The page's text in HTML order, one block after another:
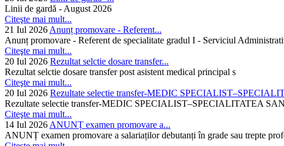
Linii de gardă - August 2026
Citeşte mai mult...
21 Iul 2026 Anunț promovare - Referent...
Anunț promovare - Referent de specialitate gradul I - Serviciul
Citeşte mai mult...
20 Iul 2026 Rezultat selctie dosare transfer...
Rezultat selctie dosare transfer post asistent medical principal s
Citeşte mai mult...
20 Iul 2026 Rezultate selectie transfer-MEDIC
Rezultate selectie transfer-MEDIC SPECIALIST–SPECIALITATEA
Citeşte mai mult...
14 Iul 2026 ANUNȚ examen promovare a...
ANUNȚ examen promovare a salariaților debutanți în grade sau trepte